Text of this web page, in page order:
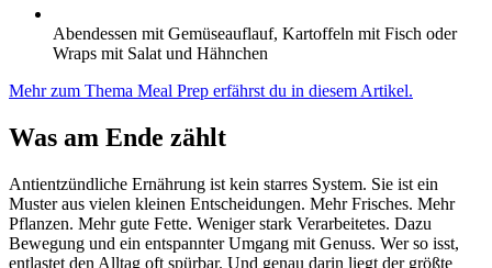
Abendessen mit Gemüseauflauf, Kartoffeln mit Fisch oder
Wraps mit Salat und Hähnchen
Mehr zum Thema Meal Prep erfährst du in diesem Artikel.
Was am Ende zählt
Antientzündliche Ernährung ist kein starres System. Sie ist ein
Muster aus vielen kleinen Entscheidungen. Mehr Frisches. Mehr
Pflanzen. Mehr gute Fette. Weniger stark Verarbeitetes. Dazu
Bewegung und ein entspannter Umgang mit Genuss. Wer so isst,
entlastet den Alltag oft spürbar. Und genau darin liegt der größte